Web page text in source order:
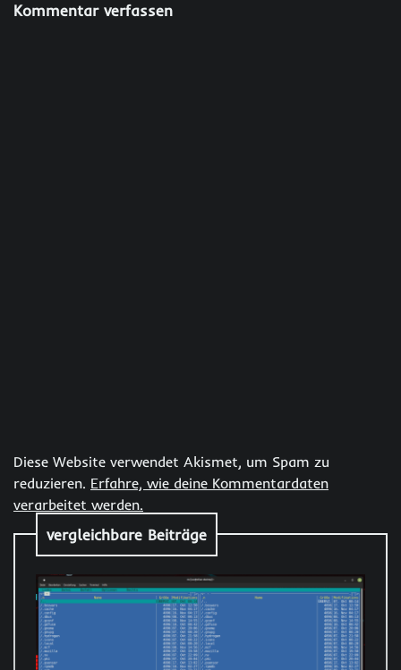
Kommentar verfassen
Diese Website verwendet Akismet, um Spam zu
reduzieren. Erfahre, wie deine Kommentardaten
verarbeitet werden.
vergleichbare Beiträge